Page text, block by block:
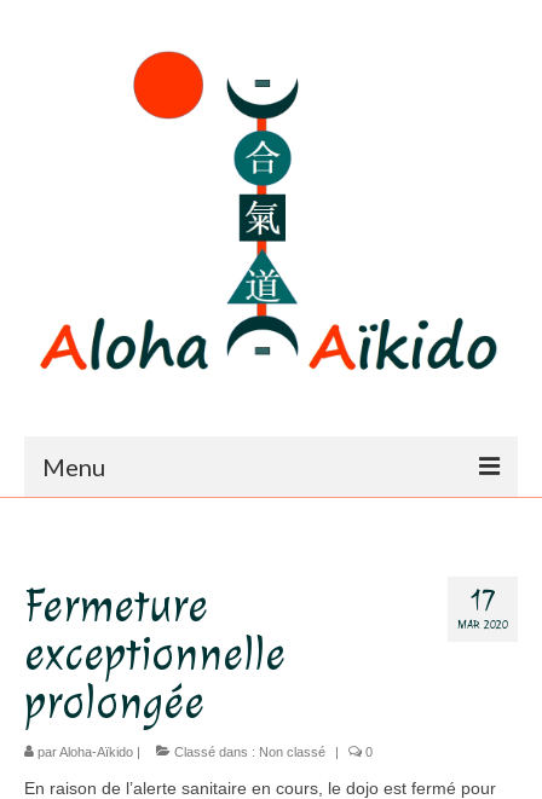
Menu
Horaires – Adresse
Tarifs – Inscription
L’association
Aïkido
17
MAR 2020
Fermeture
exceptionnelle
prolongée
parAloha-Aïkido | Classé dans : Non classé | 0
En raison de l’alerte sanitaire en cours, le dojo est fermé pour